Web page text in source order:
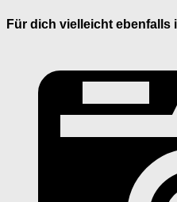
Für dich vielleicht